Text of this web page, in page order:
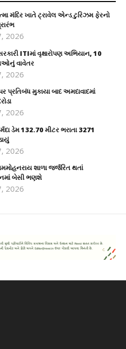
મંદિર ખાતે ટ્રાવેલ એન્ડ ટુરિઝમ ફેરનો
2026
ITIમાં વૃક્ષારોપણ અભિયાન, 10
વાવેતર
2026
પ્રતિબંધ મુકાયા બાદ અમદાવાદમાં
2026
ડેમ 132.70 મીટર ભરાતા 3271
2026
શાળા જર્જરિત થતાં
બેસી ભણશે
2026